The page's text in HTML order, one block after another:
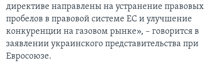
директиве направлены на устранение правовых
пробелов в правовой системе ЕС и улучшение
конкуренции на газовом рынке», – говорится в
заявлении украинского представительства при
Евросоюзе.